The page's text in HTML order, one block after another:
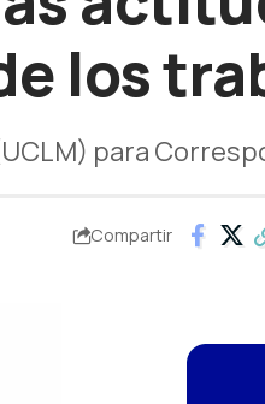
los
para
Compartir